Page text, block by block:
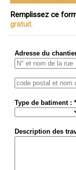
Remplissez ce
gratuit.
Adresse du
Type de batiment : *
Description des